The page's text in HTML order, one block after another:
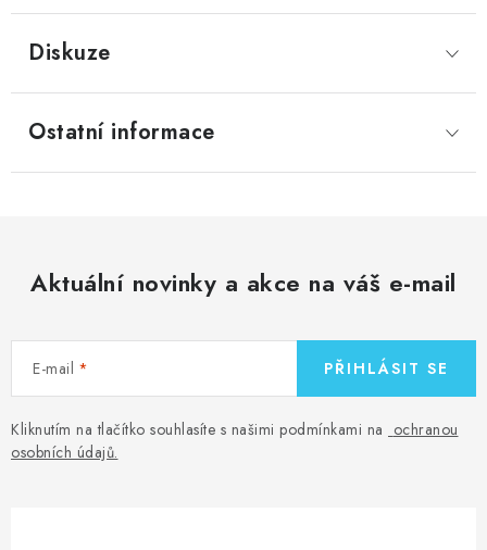
Diskuze
Ostatní informace
Aktuální novinky a akce na váš e-mail
E-mail
Kliknutím na tlačítko souhlasíte s našimi podmínkami na ochranou
osobních údajů.
PŘIHLÁSIT SE